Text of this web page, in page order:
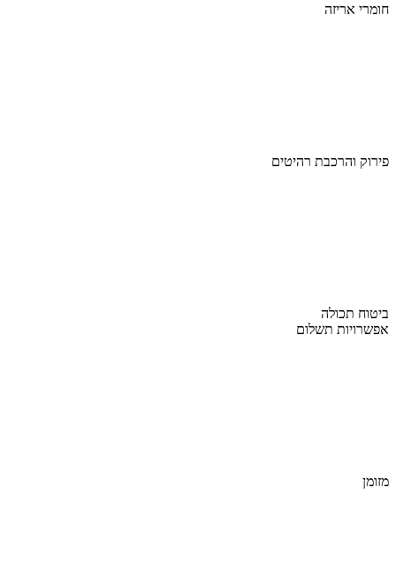
חומרי אריזה
פירוק והרכבת רהיטים
ביטוח תכולה
אפשרויות תשלום
מזומן